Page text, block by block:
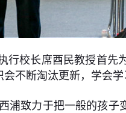
行校长席酉民教授首
不断淘汰更新，学会
浦致力于把一般的孩